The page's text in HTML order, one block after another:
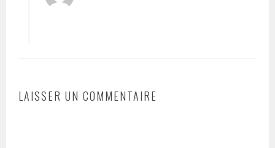
LAISSER UN COMMENTAIRE